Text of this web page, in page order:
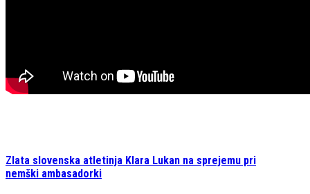
Zlata slovenska atletinja Klara Lukan na sprejemu pri
nemški ambasadorki